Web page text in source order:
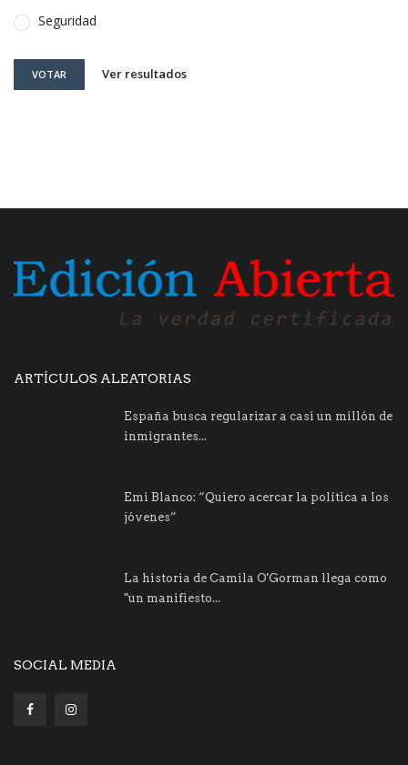
Seguridad
VOTAR Ver resultados
ARTÍCULOS ALEATORIAS
España busca regularizar a casi un millón de
inmigrantes...
Emi Blanco: “Quiero acercar la política a los
jóvenes”
La historia de Camila O'Gorman llega como
"un manifiesto...
SOCIAL MEDIA